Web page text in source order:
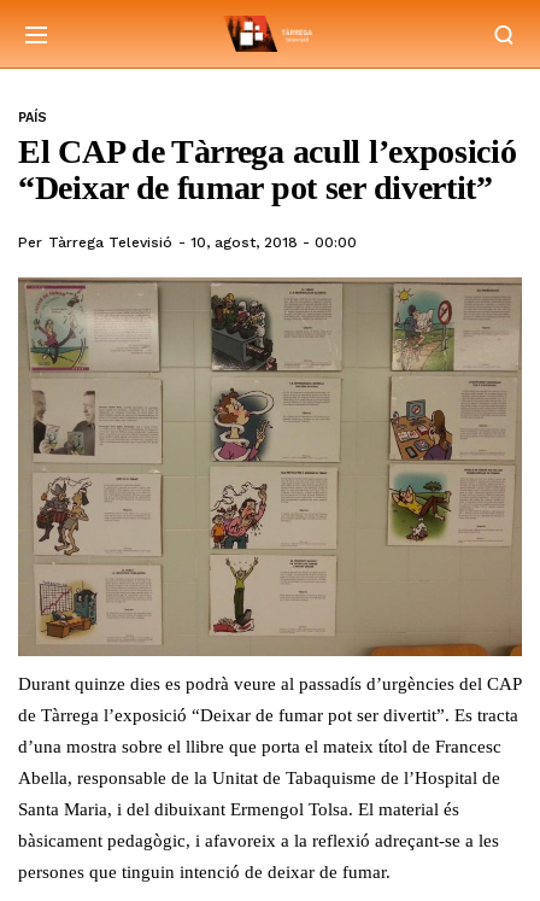
PAÍS
El CAP de Tàrrega acull l’exposició
“Deixar de fumar pot ser divertit”
Per Tàrrega Televisió 10, agost, 2018 - 00:00
Durant quinze dies es podrà veure al passadís d’urgències del CAP
de Tàrrega l’exposició “Deixar de fumar pot ser divertit”. Es tracta
d’una mostra sobre el llibre que porta el mateix títol de Francesc
Abella, responsable de la Unitat de Tabaquisme de l’Hospital de
Santa Maria, i del dibuixant Ermengol Tolsa. El material és
bàsicament pedagògic, i afavoreix a la reflexió adreçant-se a les
persones que tinguin intenció de deixar de fumar.